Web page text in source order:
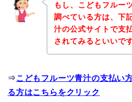
もし、こどもフルー
調べている方は、下
汁の公式サイトで支
されてみるといいで
⇒ こどもフルーツ青汁の支払い
る方はこちらをクリック